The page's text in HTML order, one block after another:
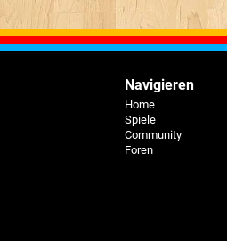
Navigieren
Home
Spiele
Community
Foren